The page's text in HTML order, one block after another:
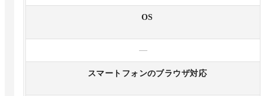
OS
—
スマートフォンのブラウザ対応